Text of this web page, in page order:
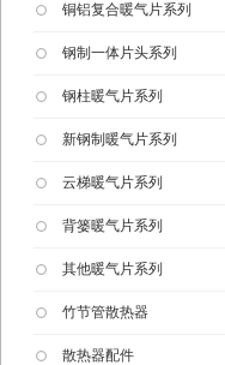
铜铝复合暖气片系列
钢制一体片头系列
钢柱暖气片系列
新钢制暖气片系列
云梯暖气片系列
背篓暖气片系列
其他暖气片系列
竹节管散热器
散热器配件